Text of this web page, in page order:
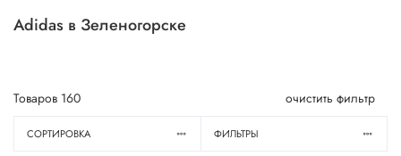
Adidas в Зеленогорске
Товаров 160 очистить фильтр
СОРТИРОВКА ФИЛЬТРЫ